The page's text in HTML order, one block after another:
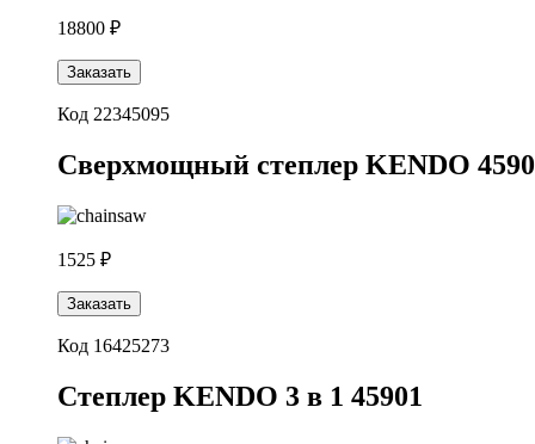
18800 ₽
Заказать
Код 22345095
Сверхмощный степлер KENDO
1525 ₽
Заказать
Код 16425273
Степлер KENDO 3 в 1 45901